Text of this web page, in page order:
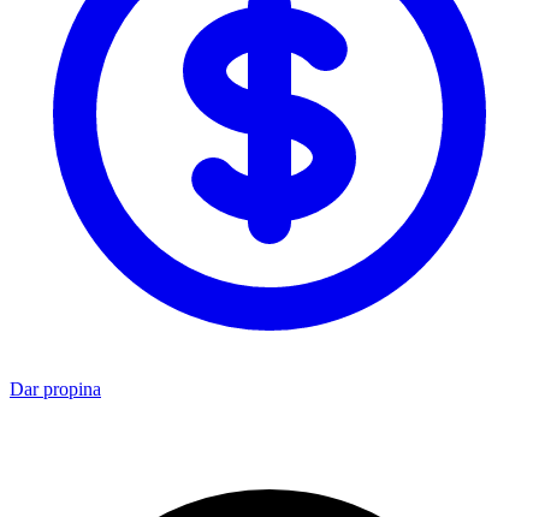
Dar propina